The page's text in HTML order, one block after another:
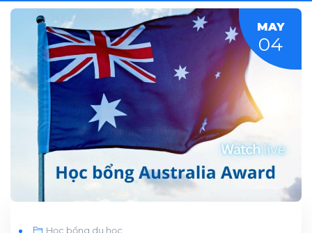
MAY
04
Học bổng du học